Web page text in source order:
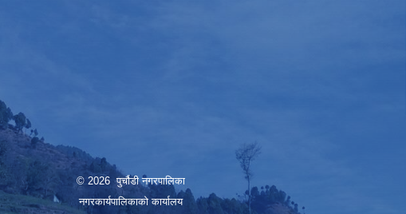
© 2026 पुर्चौडी नगरपालिका
नगरकार्यपालिकाकाे कार्यालय